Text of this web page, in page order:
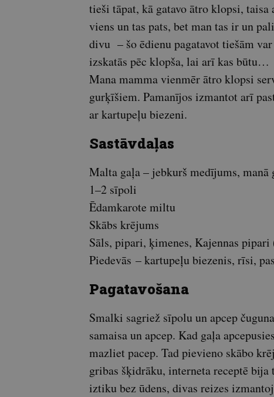
tieši tāpat, kā gatavo ātro klopsi,
viens un tas pats, bet man tas ir un
divu – šo ēdienu pagatavot tiešām
izskatās pēc klopša, lai arī kas būtu…
Mana mamma vienmēr ātro klopsi
gurķīšiem. Pamanījos izmantot arī
ar kartupeļu biezeni.
Sastāvdaļas
Malta gaļa – jebkurš medījums,
1–2 sīpoli
Ēdamkarote miltu
Skābs krējums
Sāls, pipari, ķimenes, Kajennas
Piedevās – kartupeļu biezenis, rīsi,
Pagatavošana
Smalki sagriež sīpolu un apcep
samaisa un apcep. Kad gaļa
mazliet pacep. Tad pievieno skābo
gribas šķidrāku, interneta receptē
iztiku bez ūdens, divas reizes